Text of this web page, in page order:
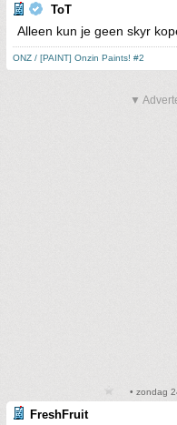
ToT
Alleen kun je geen skyr
ONZ / [PAINT] Onzin Paints! #2
▼
• zondag
FreshFruit